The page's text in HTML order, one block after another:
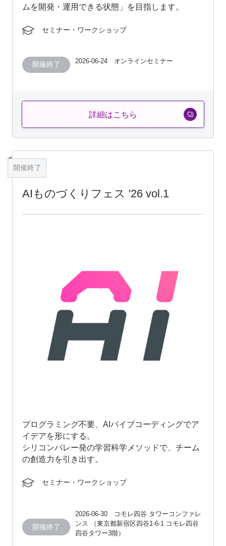
ムを開発・運用できる状態」を目指します。
セミナー・ワークショップ
開催終了 2026-06-24 オンラインセミナー
詳細はこちら
開催終了
AIものづくりフェス '26 vol.1
プログラミング不要、AIバイブコーディングでア
イデアを形にする。
シリコンバレー発の学習科学メソッドで、チーム
の創造力を引き出す。
セミナー・ワークショップ
開催終了
2026-06-30 コモレ四谷 タワーコンファレ
ンス （東京都新宿区四谷1-6-1 コモレ四谷
四谷タワー3階）